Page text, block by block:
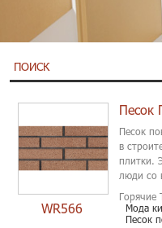
ПОИСК
WR566
Песок
Песок
в
плитки.
люди со
Горячие
Мода
Песок